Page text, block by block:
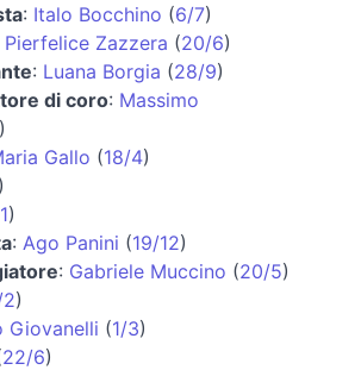
: Italo Bocchino (6/7)
Pierfelice Zazzera (20/6)
: Luana Borgia (28/9)
di coro: Massimo
)
Gallo (18/4)
)
)
: Ago Panini (19/12)
: Gabriele Muccino (20/5)
)
Giovanelli (1/3)
22/6)